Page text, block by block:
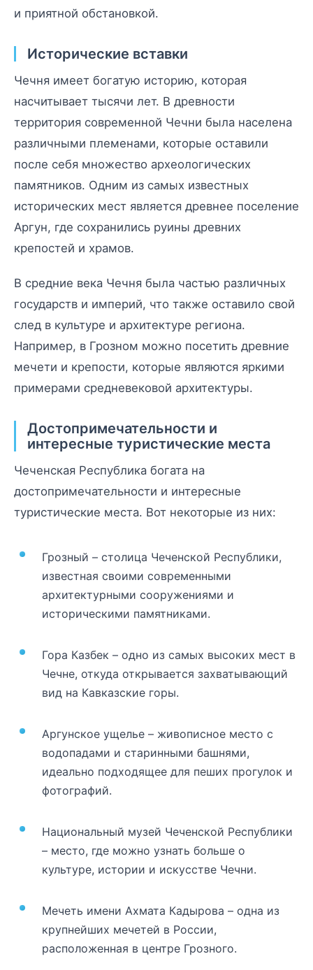
и приятной обстановкой.
Исторические вставки
Чечня имеет богатую историю, которая
насчитывает тысячи лет. В древности
территория современной Чечни была населена
различными племенами, которые оставили
после себя множество археологических
памятников. Одним из самых известных
исторических мест является древнее поселение
Аргун, где сохранились руины древних
крепостей и храмов.
В средние века Чечня была частью различных
государств и империй, что также оставило свой
след в культуре и архитектуре региона.
Например, в Грозном можно посетить древние
мечети и крепости, которые являются яркими
примерами средневековой архитектуры.
Достопримечательности и
интересные туристические места
Чеченская Республика богата на
достопримечательности и интересные
туристические места. Вот некоторые из них:
Грозный – столица Чеченской Республики,
известная своими современными
архитектурными сооружениями и
историческими памятниками.
Гора Казбек – одно из самых высоких мест в
Чечне, откуда открывается захватывающий
вид на Кавказские горы.
Аргунское ущелье – живописное место с
водопадами и старинными башнями,
идеально подходящее для пеших прогулок и
фотографий.
Национальный музей Чеченской Республики
– место, где можно узнать больше о
культуре, истории и искусстве Чечни.
Мечеть имени Ахмата Кадырова – одна из
крупнейших мечетей в России,
расположенная в центре Грозного.